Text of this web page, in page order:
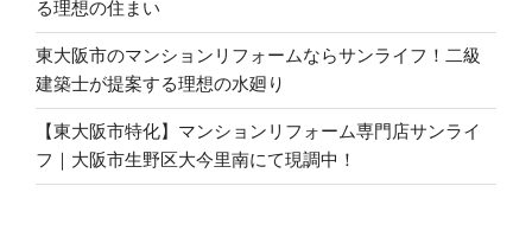
る理想の住まい
東大阪市のマンションリフォームならサンライフ！二級
建築士が提案する理想の水廻り
【東大阪市特化】マンションリフォーム専門店サンライ
フ｜大阪市生野区大今里南にて現調中！